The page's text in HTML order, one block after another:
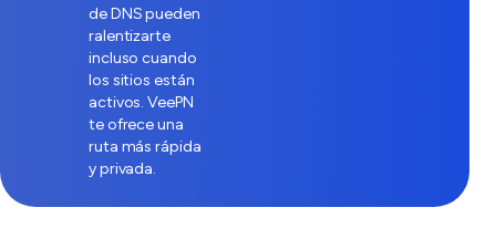
de DNS pueden
ralentizarte
incluso cuando
los sitios están
activos. VeePN
te ofrece una
ruta más rápida
y privada.